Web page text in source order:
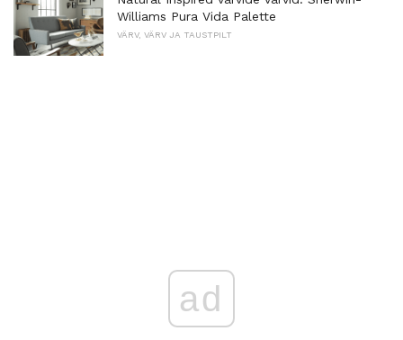
Williams Pura Vida Palette
VÄRV, VÄRV JA TAUSTPILT
ad